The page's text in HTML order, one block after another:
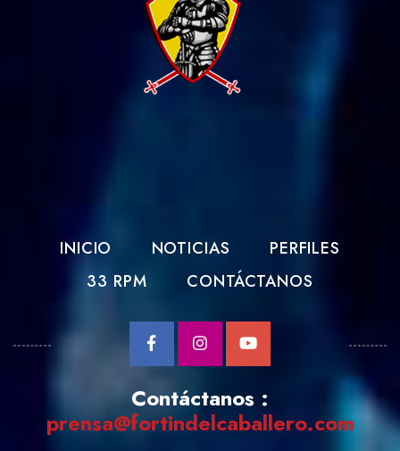
INICIO NOTICIAS
PERFILES
33 RPM
CONTÁCTANOS
Contáctanos :
prensa@fortindelcaballero.com